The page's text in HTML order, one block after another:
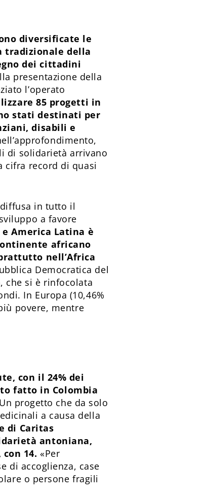
diversificate le
tradizionale della
dei cittadini
presentazione della
l’operato
85 progetti in
stati destinati per
disabili e
di solidarietà arrivano
cifra record di quasi
in tutto il
a favore
e America Latina è
africano
nell’Africa
Democratica del
che si è rinfocolata
In Europa (10,46%
povere, mentre
con il 24% dei
fatto in Colombia
progetto che da solo
a causa della
di Caritas
antoniana,
14. «Per
di accoglienza, case
o persone fragili